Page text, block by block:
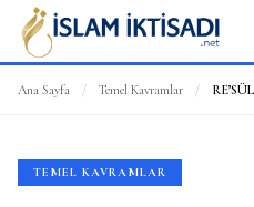
Ana Sayfa / Temel Kavramlar /
TEMEL KAVRAMLAR